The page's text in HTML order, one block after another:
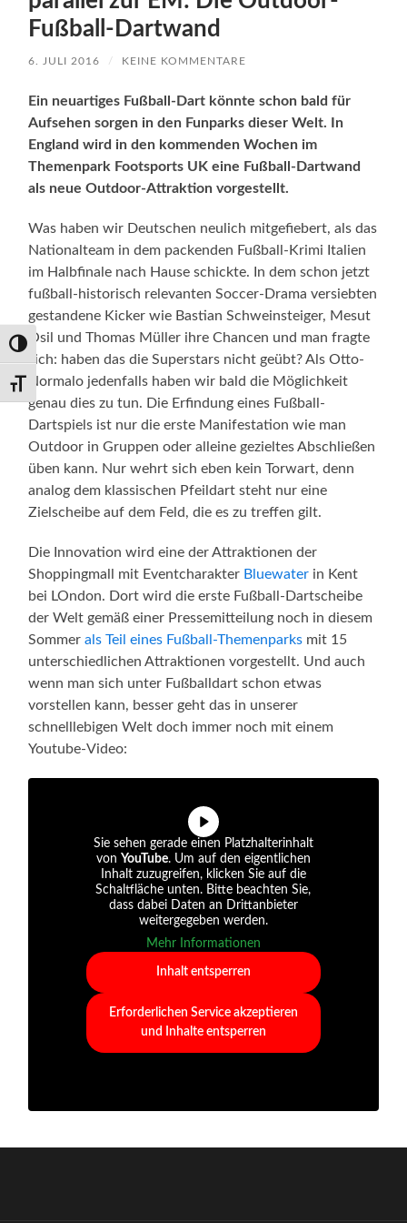
Umschalten auf hohe Kontraste
Schrift vergrößern
Fußball-Dartwand
6. JULI 2016 / KEINE KOMMENTARE
Ein neuartiges Fußball-Dart könnte schon bald für
Aufsehen sorgen in den Funparks dieser Welt. In
England wird in den kommenden Wochen im
Themenpark Footsports UK eine Fußball-Dartwand
als neue Outdoor-Attraktion vorgestellt.
Was haben wir Deutschen neulich mitgefiebert, als das
Nationalteam in dem packenden Fußball-Krimi Italien
im Halbfinale nach Hause schickte. In dem schon jetzt
fußball-historisch relevanten Soccer-Drama versiebten
gestandene Kicker wie Bastian Schweinsteiger, Mesut
Ösil und Thomas Müller ihre Chancen und man fragte
sich: haben das die Superstars nicht geübt? Als Otto-
Normalo jedenfalls haben wir bald die Möglichkeit
genau dies zu tun. Die Erfindung eines Fußball-
Dartspiels ist nur die erste Manifestation wie man
Outdoor in Gruppen oder alleine gezieltes Abschließen
üben kann. Nur wehrt sich eben kein Torwart, denn
analog dem klassischen Pfeildart steht nur eine
Zielscheibe auf dem Feld, die es zu treffen gilt.
Die Innovation wird eine der Attraktionen der
Shoppingmall mit Eventcharakter Bluewater in Kent
bei LOndon. Dort wird die erste Fußball-Dartscheibe
der Welt gemäß einer Pressemitteilung noch in diesem
Sommerals Teil eines Fußball-Themenparks mit 15
unterschiedlichen Attraktionen vorgestellt. Und auch
wenn man sich unter Fußballdart schon etwas
vorstellen kann, besser geht das in unserer
schnelllebigen Welt doch immer noch mit einem
Youtube-Video:
Sie sehen gerade einen Platzhalterinhalt
von YouTube. Um auf den eigentlichen
Inhalt zuzugreifen, klicken Sie auf die
Schaltfläche unten. Bitte beachten Sie,
dass dabei Daten an Drittanbieter
weitergegeben werden.
Mehr Informationen
Inhalt entsperren
Erforderlichen Service akzeptieren
und Inhalte entsperren